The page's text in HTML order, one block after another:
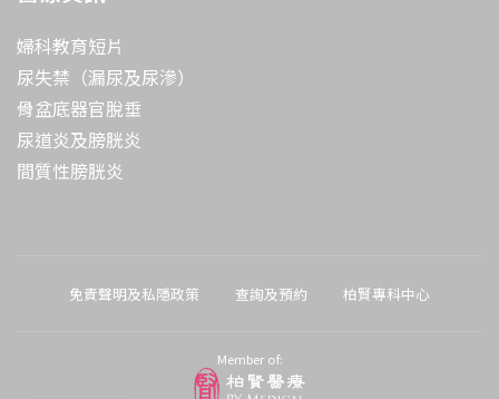
婦科教育短片
尿失禁（漏尿及尿滲）
骨盆底器官脫垂
尿道炎及膀胱炎
間質性膀胱炎
免責聲明及私隱政策 查詢及預約 柏賢專科中心
Member of: